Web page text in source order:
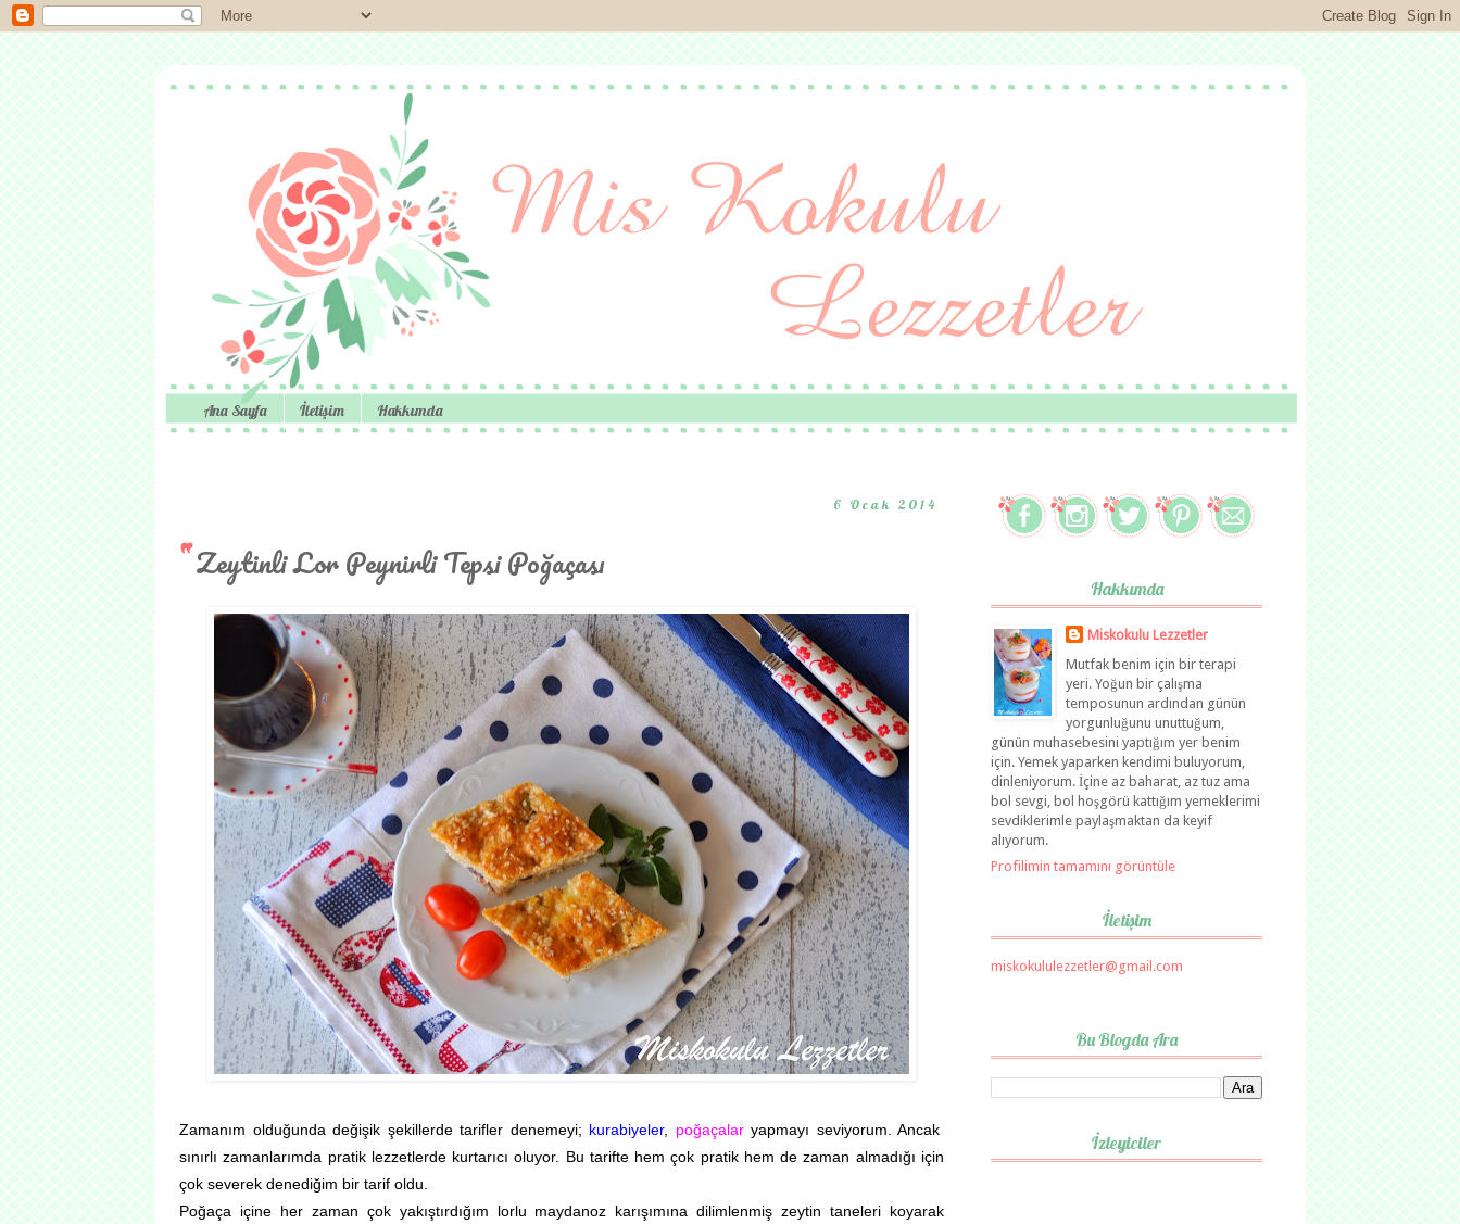
Ana Sayfa İletişim Hakkımda
6 Ocak 2014
Zeytinli Lor Peynirli Tepsi Poğaçası
Zamanım olduğunda değişik şekillerde tarifler denemeyi; kurabiyeler, poğaçalaryapmayı seviyorum. Ancak
sınırlı zamanlarımda pratik lezzetlerde kurtarıcı oluyor. Bu tarifte hem çok pratik hem de zaman almadığı için
çok severek denediğim bir tarif oldu.
Poğaça içine her zaman çok yakıştırdığım lorlu maydanoz karışımına dilimlenmiş zeytin taneleri koyarak
Hakkımda
Miskokulu Lezzetler
Mutfak benim için bir terapi
yeri. Yoğun bir çalışma
temposunun ardından günün
yorgunluğunu unuttuğum,
günün muhasebesini yaptığım yer benim
için. Yemek yaparken kendimi buluyorum,
dinleniyorum. İçine az baharat, az tuz ama
bol sevgi, bol hoşgörü kattığım yemeklerimi
sevdiklerimle paylaşmaktan da keyif
alıyorum.
Profilimin tamamını görüntüle
İletişim
miskokululezzetler@gmail.com
Bu Blogda Ara
İzleyiciler